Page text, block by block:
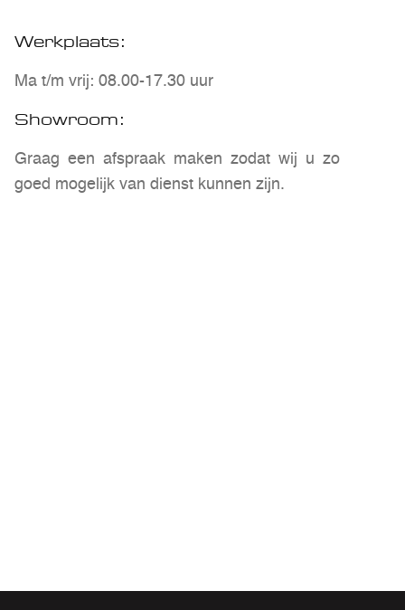
Werkplaats:
Ma t/m vrij: 08.00-17.30 uur
Showroom:
Graag een afspraak maken zodat wij u zo
goed mogelijk van dienst kunnen zijn.